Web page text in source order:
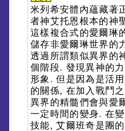
米列希安體內蘊藏著
者神艾托恩根本的神
這樣複合式的愛爾琳
儲存非愛爾琳世界的
透過所謂類似異界的
個階段. 發現異神的
形象. 但是因為是活
的關係, 在加入戰鬥
異界的精髓們會與愛
一定時間的變身. 在
技能, 艾爾班奇是團